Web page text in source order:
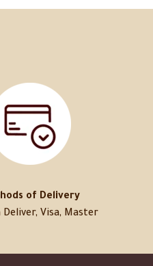
of Delivery
Deliver, Visa, Master